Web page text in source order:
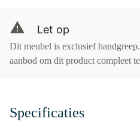
Let op
Dit meubel is exclusief
aanbod om dit product compleet
Specificaties